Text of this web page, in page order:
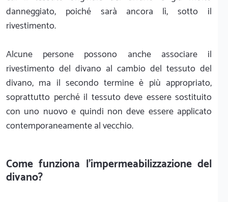
danneggiato, poiché sarà ancora lì, sotto il
rivestimento.
Alcune persone possono anche associare il
rivestimento del divano al cambio del tessuto del
divano, ma il secondo termine è più appropriato,
soprattutto perché il tessuto deve essere sostituito
con uno nuovo e quindi non deve essere applicato
contemporaneamente al vecchio.
Come funziona l'impermeabilizzazione del
divano?